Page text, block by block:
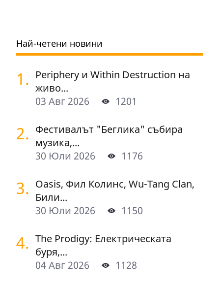
Най-четени новини
1. Periphery и Within Destruction на
живо...
03 Авг 2026
1201
2. Фестивалът "Беглика" събира
музика,...
30 Юли 2026
1176
3. Oasis, Фил Колинс, Wu-Tang Clan,
Били...
30 Юли 2026
1150
4. The Prodigy: Електрическата
буря,...
04 Авг 2026
1128